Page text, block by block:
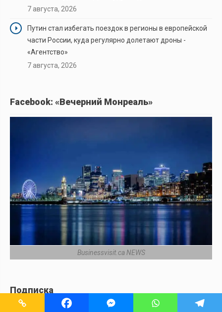
7 августа, 2026
Путин стал избегать поездок в регионы в европейской
части России, куда регулярно долетают дроны -
«Агентство»
7 августа, 2026
Facebook: «Вечерний Монреаль»
Businessvisit.ca NEWS
Подписка